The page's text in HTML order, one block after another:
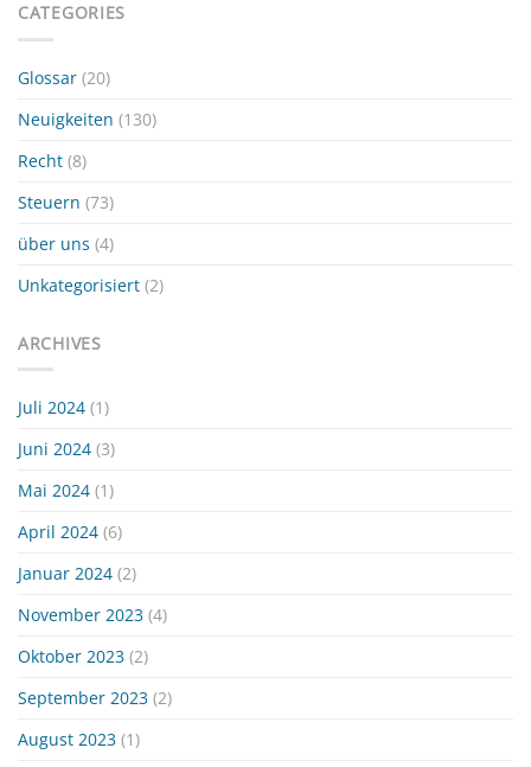
CATEGORIES
Glossar (20)
Neuigkeiten (130)
Recht (8)
Steuern (73)
über uns (4)
Unkategorisiert (2)
ARCHIVES
Juli 2024 (1)
Juni 2024 (3)
Mai 2024 (1)
April 2024 (6)
Januar 2024 (2)
November 2023 (4)
Oktober 2023 (2)
September 2023 (2)
August 2023 (1)